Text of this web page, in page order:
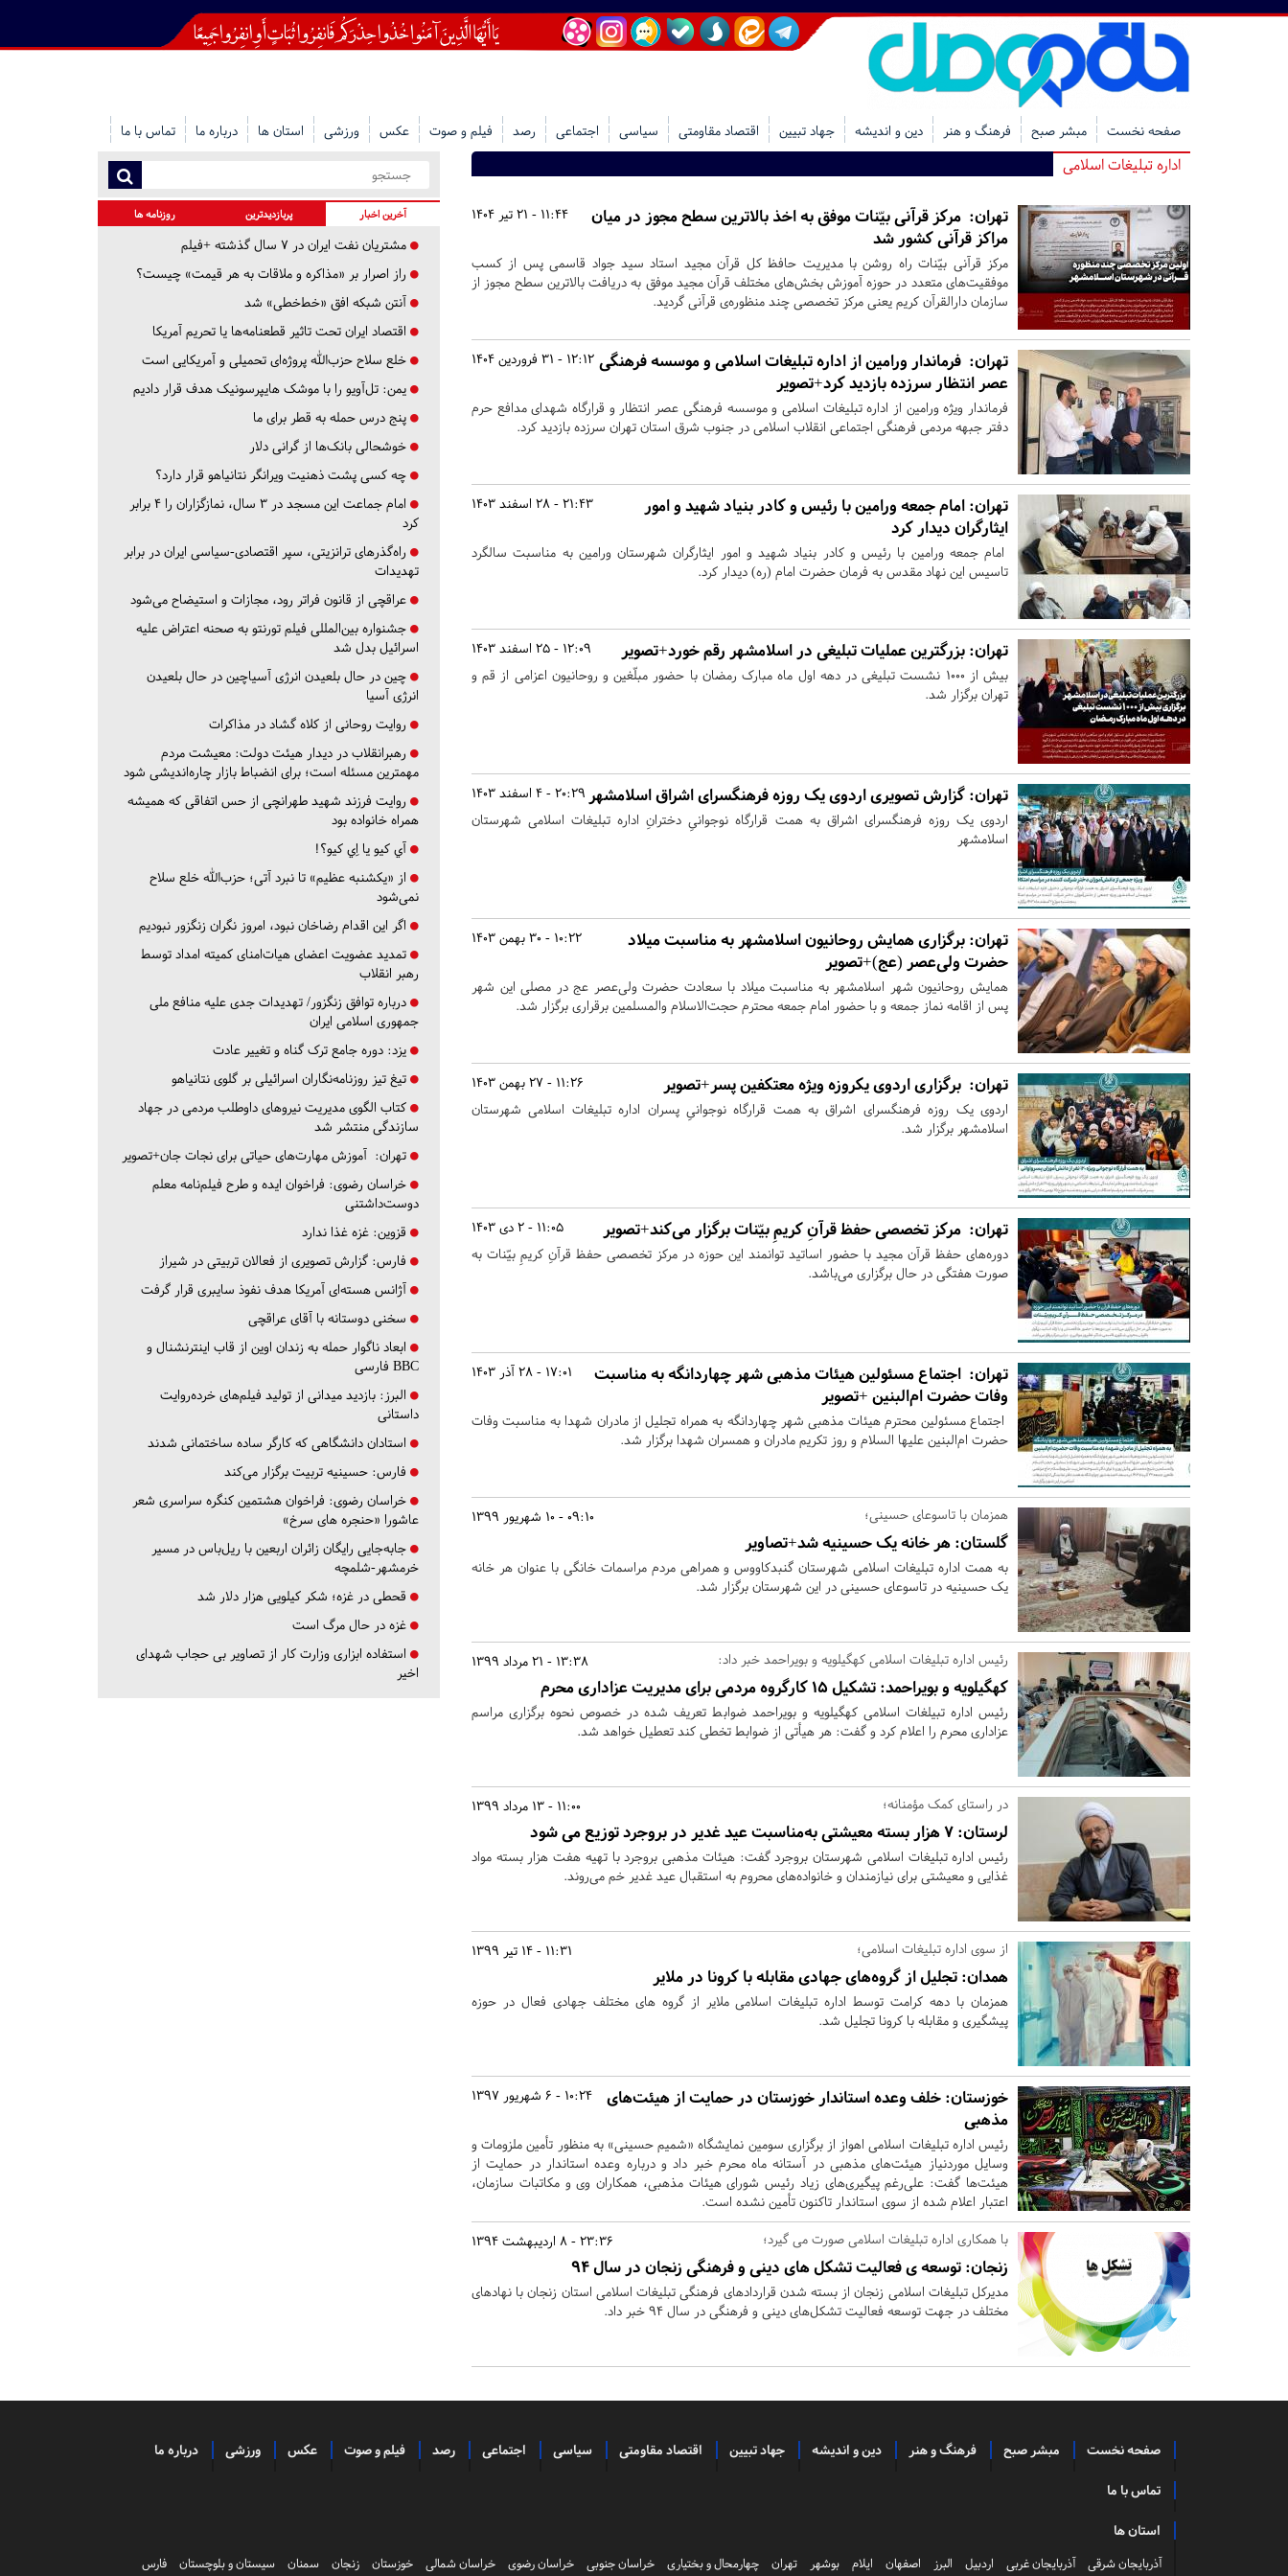
صفحه نخست مبشر صبح فرهنگ و هنر دین و اندیشه جهاد تبیین اقتصاد مقاومتی سیاسی اجتماعی رصد فیلم و صوت عکس ورزشی استان ها درباره ما تماس با ما
اداره تبلیغات اسلامی
11:44 - 21 تیر 1404 تهران: مرکز قرآنی بیّنات موفق به اخذ بالاترین سطح مجوز در میان
مراکز قرآنی کشور شد
مرکز قرآنی بیّنات راه روشن با مدیریت حافظ کل قرآن مجید استاد سید جواد قاسمی پس از کسب
موفقیت‌های متعدد در حوزه آموزش بخش‌های مختلف قرآن مجید موفق به دریافت بالاترین سطح مجوز از
سازمان دارالقرآن کریم یعنی مرکز تخصصی چند منظوره‌ی قرآنی گردید.
12:12 - 31 فروردین 1404 تهران: فرماندار ورامین از اداره تبلیغات اسلامی و موسسه فرهنگی
عصر انتظار سرزده بازدید کرد+تصویر
فرماندار ویژه ورامین از اداره تبلیغات اسلامی و موسسه فرهنگی عصر انتظار و قرارگاه شهدای مدافع حرم
دفتر جبهه مردمی فرهنگی اجتماعی انقلاب اسلامی در جنوب شرق استان تهران سرزده بازدید کرد.
21:43 - 28 اسفند 1403 تهران: امام جمعه ورامین با رئیس و کادر بنیاد شهید و امور
ایثارگران دیدار کرد
امام جمعه ورامین با رئیس و کادر بنیاد شهید و امور ایثارگران شهرستان ورامین به مناسبت سالگرد
تاسیس این نهاد مقدس به فرمان حضرت امام (ره) دیدار کرد.
12:09 - 25 اسفند 1403 تهران: بزرگترین عملیات تبلیغی در اسلامشهر رقم خورد+تصویر
بیش از ۱۰۰۰ نشست تبلیغی در دهه اول ماه مبارک رمضان با حضور مبلّغین و روحانیون اعزامی از قم و
تهران برگزار شد.
20:29 - 4 اسفند 1403 تهران: گزارش تصویری اردوی یک روزه فرهنگسرای اشراق اسلامشهر
اردوی یک روزه فرهنگسرای اشراق به همت قرارگاه نوجوانیِ دخترانِ اداره تبلیغات اسلامی شهرستان
اسلامشهر
10:22 - 30 بهمن 1403 تهران: برگزاری همایش روحانیون اسلامشهر به مناسبت میلاد
حضرت ولی‌عصر (عج)+تصویر
همایش روحانیون شهر اسلامشهر به مناسبت میلاد با سعادت حضرت ولی‌عصر عج در مصلی این شهر
پس از اقامه نماز جمعه و با حضور امام جمعه محترم حجت‌الاسلام والمسلمین برقراری برگزار شد.
11:26 - 27 بهمن 1403 تهران: برگزاری اردوی یکروزه ویژه معتکفین پسر+تصویر
اردوی یک روزه فرهنگسرای اشراق به همت قرارگاه نوجوانیِ پسران اداره تبلیغات اسلامی شهرستان
اسلامشهر برگزار شد.
11:05 - 2 دی 1403 تهران: مرکز تخصصی حفظ قرآنِ کریمِ بیّنات برگزار می‌کند+تصویر
دوره‌های حفظ قرآن مجید با حضور اساتید توانمند این حوزه در مرکز تخصصی حفظ قرآنِ کریمِ بیّنات به
صورت هفتگی در حال برگزاری می‌باشد.
17:01 - 28 آذر 1403 تهران: اجتماع مسئولین هیئات مذهبی شهر چهاردانگه به مناسبت
وفات حضرت ام‌البنین +تصویر
اجتماع مسئولین محترم هیئات مذهبی شهر چهاردانگه به همراه تجلیل از مادران شهدا به مناسبت وفات
حضرت ام‌البنین علیها السلام و روز تکریم مادران و همسران شهدا برگزار شد.
09:10 - 10 شهریور 1399 همزمان با تاسوعای حسینی؛
گلستان: هر خانه یک حسینیه شد+تصاویر
به همت اداره تبلیغات اسلامی شهرستان گنبدکاووس و همراهی مردم مراسمات خانگی با عنوان هر خانه
یک حسینیه در تاسوعای حسینی در این شهرستان برگزار شد.
13:38 - 21 مرداد 1399 رئیس اداره تبلیغات اسلامی کهگیلویه و بویراحمد خبر داد:
کهگیلویه و بویراحمد: تشکیل 15 کارگروه مردمی برای مدیریت عزاداری محرم
رئیس اداره تبیلغات اسلامی کهگیلویه و بویراحمد ضوابط تعریف شده در خصوص نحوه برگزاری مراسم
عزاداری محرم را اعلام کرد و گفت: هر هیأتی از ضوابط تخطی کند تعطیل خواهد شد.
11:00 - 13 مرداد 1399 در راستای کمک مؤمنانه؛
لرستان:
رئیس اداره تبلیغات اسلامی شهرستان بروجرد گفت: هیئات مذهبی بروجرد با تهیه هفت هزار بسته مواد
غذایی و معیشتی برای نیازمندان و خانواده‌های محروم به استقبال عید غدیر خم می‌روند.
11:31 - 14 تیر 1399 از سوی اداره تبلیغات اسلامی؛
همدان: تجلیل از گروه‌های جهادی مقابله با کرونا در ملایر
همزمان با دهه کرامت توسط اداره تبلیغات اسلامی ملایر از گروه های مختلف جهادی فعال در حوزه
پیشگیری و مقابله با کرونا تجلیل شد.
10:24 - 6 شهریور 1397 خوزستان: خلف وعده استاندار خوزستان در حمایت از هیئت‌های
مذهبی
رئیس اداره تبلیغات اسلامی اهواز از برگزاری سومین نمایشگاه «شمیم حسینی» به منظور تأمین ملزومات و
وسایل موردنیاز هیئت‌های مذهبی در آستانه ماه محرم خبر داد و درباره وعده استاندار در حمایت از
هیئت‌ها گفت: علی‌رغم پیگیری‌های زیاد رئیس شورای هیئات مذهبی، همکاران وی و مکاتبات سازمان،
اعتبار اعلام شده از سوی استاندار تاکنون تأمین نشده است.
23:36 - 8 اردیبهشت 1394 با همکاری اداره تبلیغات اسلامی صورت می گیرد؛
زنجان: توسعه ی فعالیت تشکل های دینی و فرهنگی زنجان در سال 94
مدیرکل تبلیغات اسلامی زنجان از بسته شدن قراردادهای فرهنگی تبلیغات اسلامی استان زنجان با نهادهای
مختلف در جهت توسعه فعالیت تشکل‌های دینی و فرهنگی در سال 94 خبر داد.
آخرین اخبار پربازدیدترین روزنامه ها
مشتریان نفت ایران در ۷ سال گذشته +فیلم
راز اصرار بر «مذاکره و ملاقات به هر قیمت» چیست؟
آنتن شبکه افق «خط‌خطی» شد
اقتصاد ایران تحت تاثیر قطعنامه‌ها یا تحریم‌ آمریکا
خلع سلاح حزب‌الله پروژه‌ای تحمیلی و آمریکایی است
یمن: تل‌آویو را با موشک هایپرسونیک هدف قرار دادیم
پنج درس‌ حمله به قطر برای ما
خوشحالی بانک‌ها از گرانی دلار
چه کسی پشت ذهنیت ویرانگر نتانیاهو قرار دارد؟
امام جماعت این مسجد در ۳ سال، نمازگزاران را ۴ برابر
کرد
راه‌گذرهای ترانزیتی، سپر اقتصادی-سیاسی ایران در برابر
تهدیدات
عراقچی از قانون فراتر رود، مجازات و استیضاح می‌شود
جشنواره بین‌المللی فیلم تورنتو به صحنه اعتراض علیه
اسرائیل بدل شد
چین در حال بلعیدن انرژی آسیاچین در حال بلعیدن
انرژی آسیا
روایت روحانی از کلاه گشاد در مذاکرات
رهبرانقلاب در دیدار هیئت دولت: معیشت مردم
مهمترین مسئله است؛ برای انضباط بازار چاره‌اندیشی شود
روایت فرزند شهید طهرانچی از حس اتفاقی که همیشه
همراه خانواده بود
آي كيو يا اِي كيو؟!
از «یکشنبه عظیم» تا نبرد آتی؛ حزب‌الله خلع سلاح
نمی‌شود
اگر این اقدام رضاخان نبود، امروز نگران زنگزور نبودیم
تمدید عضویت اعضای هیات‌امنای کمیته امداد توسط
رهبر انقلاب
درباره توافق زنگزور/ تهدیدات جدی علیه منافع ملی
جمهوری اسلامی ایران
یزد: دوره جامع ترک گناه و تغییر عادت
تیغ تیز روزنامه‌نگاران اسرائیلی بر گلوی نتانیاهو
کتاب الگوی مدیریت نیروهای داوطلب مردمی در جهاد
سازندگی منتشر شد
تهران: آموزش مهارت‌های حیاتی برای نجات جان+تصویر
خراسان رضوی: فراخوان ایده و طرح فیلم‌نامه معلم
دوست‌داشتنی
قزوین: غزه غذا ندارد
فارس: گزارش تصویری از فعالان تربیتی در شیراز
آژانس هسته‌ای آمریکا هدف نفوذ سایبری قرار گرفت
سخنی دوستانه با آقای عراقچی
ابعاد ناگوار حمله به زندان اوین از قاب اینترنشنال و
BBC فارسی
البرز: بازدید میدانی از تولید فیلم‌های خرده‌روایت
داستانی
استادان دانشگاهی که کارگر ساده ساختمانی شدند
فارس: حسینیه تربیت برگزار می‌کند
خراسان رضوی: فراخوان هشتمین کنگره سراسری شعر
عاشورا «حنجره های سرخ»
جابه‌جایی رایگان زائران اربعین با ریل‌باس در مسیر
خرمشهر-شلمچه
قحطی در غزه؛ شکر کیلویی هزار دلار شد
غزه در حال مرگ است
استفاده ابزاری وزارت کار از تصاویر بی حجاب شهدای
اخیر
صفحه نخست مبشر صبح فرهنگ و هنر دین و اندیشه جهاد تبیین اقتصاد مقاومتی سیاسی اجتماعی رصد فیلم و صوت عکس ورزشی درباره ما
تماس با ما
استان ها
آذربایجان شرقی آذربایجان غربی اردبیل البرز اصفهان ایلام بوشهر تهران چهارمحال و بختیاری خراسان جنوبی خراسان رضوی خراسان شمالی خوزستان زنجان سمنان سیستان و بلوچستان فارس